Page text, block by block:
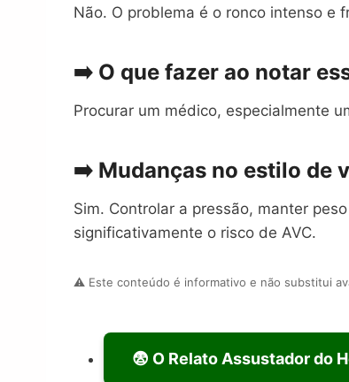
Não. O problema é o ronco intenso e
➡️ O que fazer ao notar
Procurar um médico, especialmente
➡️ Mudanças no estilo de
Sim. Controlar a pressão, manter
significativamente o risco de AVC.
⚠️ Este conteúdo é informativo e não substitui
😨 O Relato Assustador do